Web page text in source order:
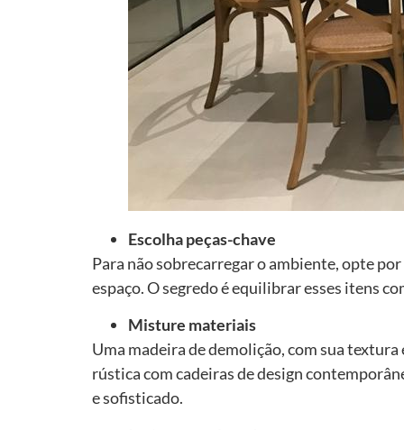
Escolha peças-chave
Para não sobrecarregar o ambiente, opte
espaço. O segredo é equilibrar esses itens
Misture materiais
Uma madeira de demolição, com sua
rústica com cadeiras de design
e sofisticado.